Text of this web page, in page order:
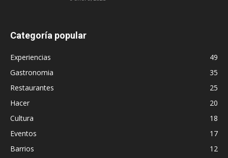
Categoría popular
Experiencias
49
Gastronomia
35
Restaurantes
25
Hacer
20
Cultura
18
Eventos
17
Barrios
12